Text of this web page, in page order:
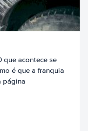
que acontece se
é que a franquia
página